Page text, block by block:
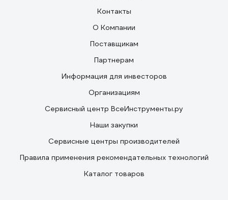
Контакты
О Компании
Поставщикам
Партнерам
Информация для инвесторов
Организациям
Сервисный центр ВсеИнструменты.ру
Наши закупки
Сервисные центры производителей
Правила применения рекомендательных технологий
Каталог товаров